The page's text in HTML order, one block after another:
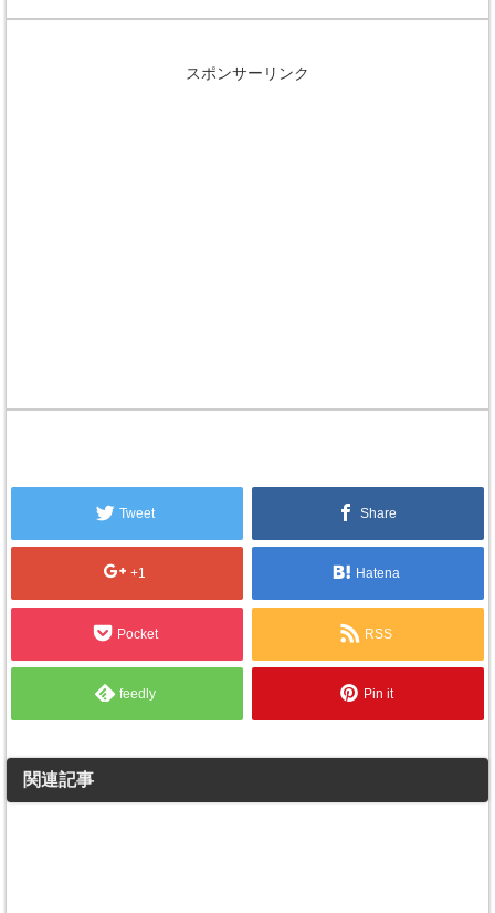
スポンサーリンク
Tweet Share
+1 Hatena
Pocket RSS
feedly Pin it
関連記事